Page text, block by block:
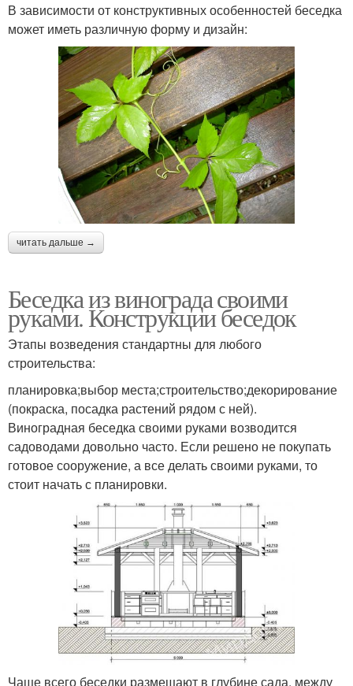
В зависимости от конструктивных особенностей беседка
может иметь различную форму и дизайн:
читать дальше →
Беседка из винограда своими
руками. Конструкции беседок
Этапы возведения стандартны для любого
строительства:
планировка;выбор места;строительство;декорирование
(покраска, посадка растений рядом с ней).
Виноградная беседка своими руками возводится
садоводами довольно часто. Если решено не покупать
готовое сооружение, а все делать своими руками, то
стоит начать с планировки.
Чаще всего беседки размещают в глубине сада, между